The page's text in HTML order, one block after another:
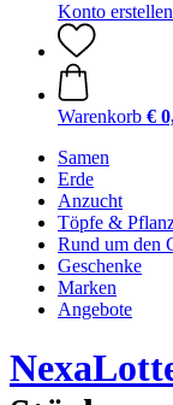
Konto erstellen
Warenkorb €
Samen
Erde
Anzucht
Töpfe &
Rund um den
Geschenke
Marken
Angebote